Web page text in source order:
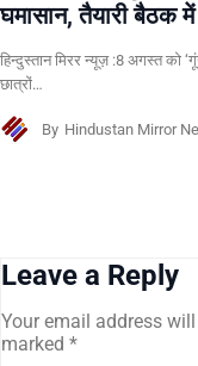
घमासान, तैयारी बैठक में
हिन्दुस्तान मिरर न्यूज़ :8 अगस्त को
छात्रों…
By Hindustan Mirror
Leave a Reply
Your email address
marked *